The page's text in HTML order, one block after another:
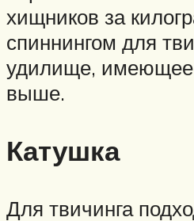
хищников за
спиннингом для
удилище, имеющее
выше.
Катушка
Для твичинга